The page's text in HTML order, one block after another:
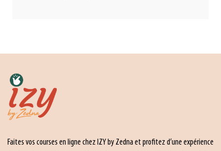
Faites vos courses en ligne chez IZY by Zedna et profitez d’une expérience